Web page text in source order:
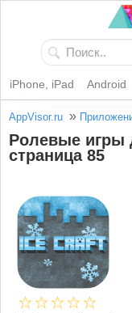
iPhone, iPad Android
AppVisor.ru »
Ролевые игры
страница 85